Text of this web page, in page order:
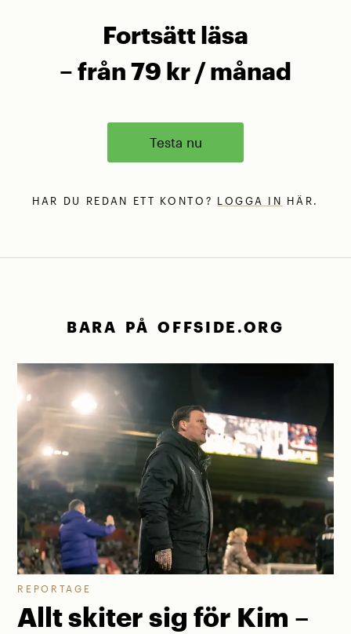
Fortsätt läsa
– från 79 kr / månad
Testa nu
HAR DU REDAN ETT KONTO? LOGGA IN HÄR.
BARA PÅ OFFSIDE.ORG
REPORTAGE
Allt skiter sig för Kim –